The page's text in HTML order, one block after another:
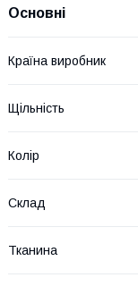
Основні
Країна виробник
Щільність
Колір
Склад
Тканина